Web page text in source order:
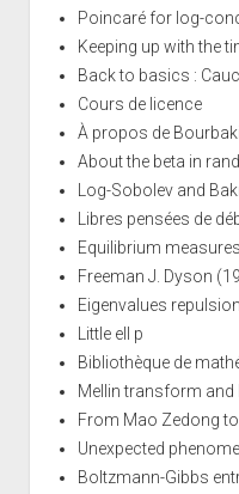
Poincaré for log-
Keeping up with the
Back to basics :
Cours de licence
À propos de Bourbaki
About the beta in
Log-Sobolev and
Libres pensées de
Equilibrium
Freeman J. Dyson
Eigenvalues repulsion
Little ell p
Bibliothèque de
Mellin transform and
From Mao Zedong
Unexpected
Boltzmann-Gibbs